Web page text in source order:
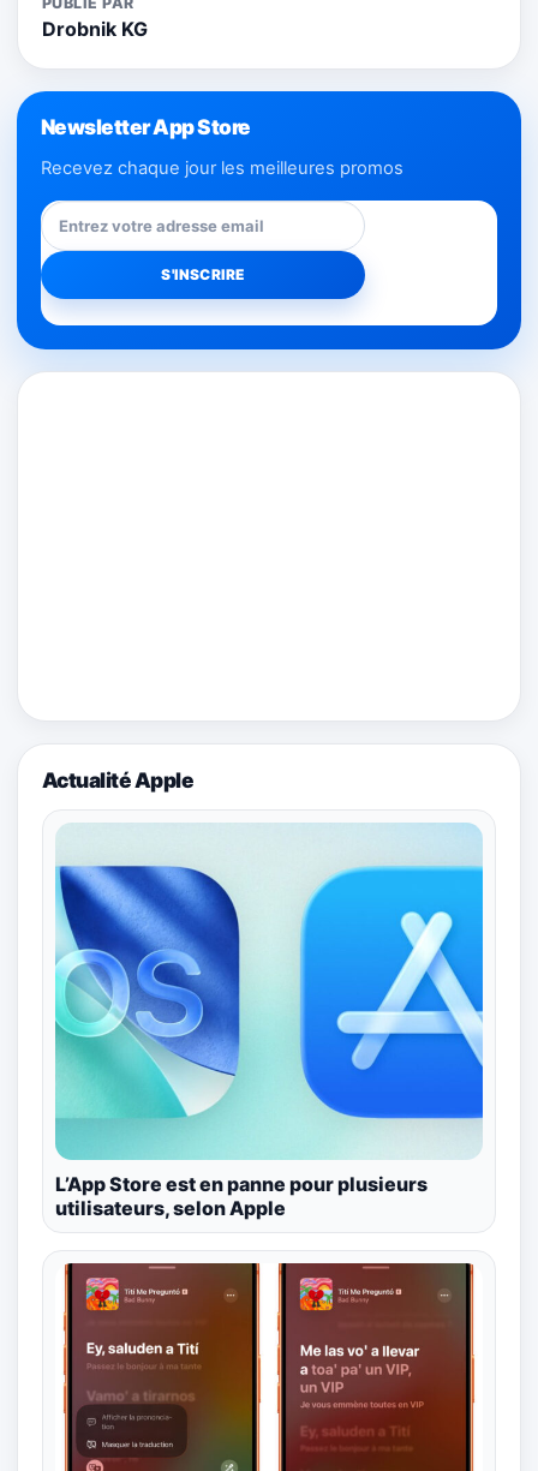
Drobnik KG
Newsletter App Store
Recevez chaque jour les meilleures promos
Actualité Apple
L’App Store est en panne pour plusieurs
utilisateurs, selon Apple